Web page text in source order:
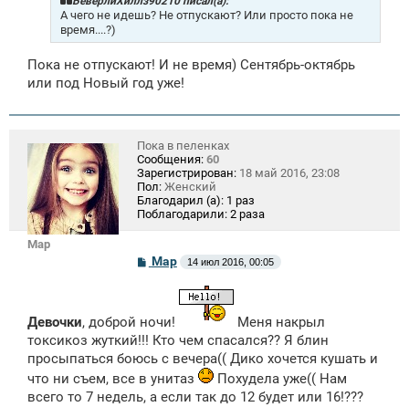
е
А чего не идешь? Не отпускают? Или просто пока не
время....?)
Пока не отпускают! И не время) Сентябрь-октябрь
или под Новый год уже!
Mар
Пока в пеленках
Сообщения: 60
Зарегистрирован: 18 май 2016, 23:08
Пол: Женский
Благодарил (а): 1 раз
Поблагодарили: 2 раза
С
е
н
и
е
Mар 14 июл 2016, 00:05
Девочки, доброй ночи!
Меня накрыл
токсикоз жуткий!!! Кто чем спасался?? Я блин
просыпаться боюсь с вечера(( Дико хочется кушать и
что ни съем, все в унитаз
Похудела уже(( Нам
всего то 7 недель, а если так до 12 будет или 16!???